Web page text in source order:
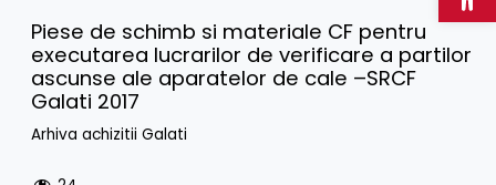
Piese de schimb si materiale CF pentru
executarea lucrarilor de verificare a partilor
ascunse ale aparatelor de cale –SRCF
Galati 2017
Arhiva achizitii Galati